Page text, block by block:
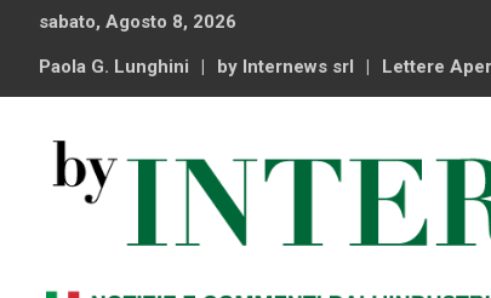
content
sabato, Agosto 8, 2026
Paola G. Lunghini by Internews srl Lettere